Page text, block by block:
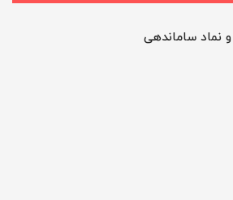
و نماد ساماندهی